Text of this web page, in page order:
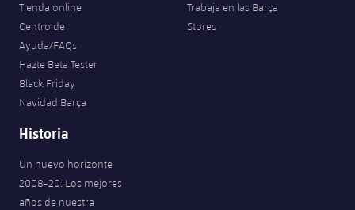
Tienda online
Centro de
Ayuda/FAQs
Hazte Beta Tester
Black Friday
Navidad Barça
Trabaja en las Barça
Stores
Historia
Un nuevo horizonte
2008-20. Los mejores
años de nuestra